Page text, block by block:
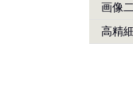
画像
高精